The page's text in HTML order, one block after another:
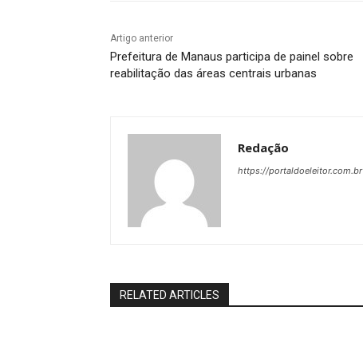
Artigo anterior
Prefeitura de Manaus participa de painel sobre
reabilitação das áreas centrais urbanas
Redação
https://portaldoeleitor.com.br
RELATED ARTICLES